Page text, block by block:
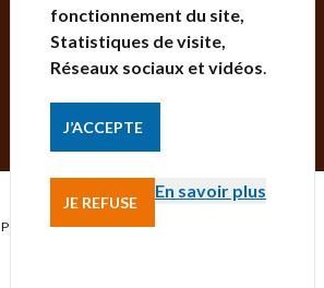
fonctionnement du site,
Statistiques de visite,
Réseaux sociaux et vidéos.
J’ACCEPTE
JE REFUSE
En savoir plus
Mentions légales
Politique de confidentialité